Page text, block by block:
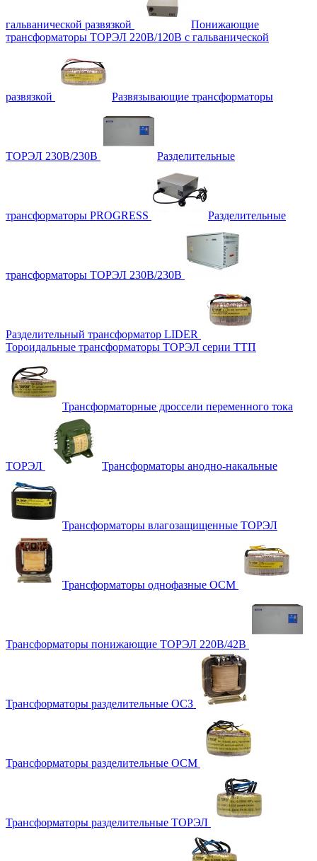
гальванической развязкой
Понижающие
трансформаторы ТОРЭЛ 220В/120В с гальванической
развязкой Развязывающие трансформаторы
ТОРЭЛ 230В/230В Разделительные
трансформаторы PROGRESS Разделительные
трансформаторы ТОРЭЛ 230В/230В
Разделительный трансформатор LIDER
Тороидальные трансформаторы ТОРЭЛ серии ТТП
Трансформаторные дроссели переменного тока
ТОРЭЛ Трансформаторы анодно-накальные
Трансформаторы влагозащищенные ТОРЭЛ
Трансформаторы однофазные ОСМ
Трансформаторы понижающие ТОРЭЛ 220В/42В
Трансформаторы разделительные ОСЗ
Трансформаторы разделительные ОСМ
Трансформаторы разделительные ТОРЭЛ